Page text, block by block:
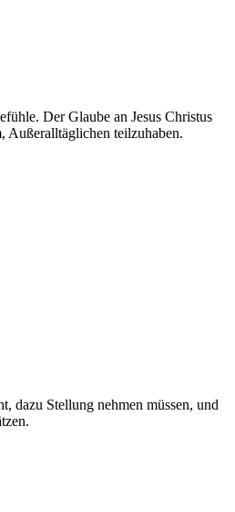
Der Glaube an Jesus Christus
Außeralltäglichen teilzuhaben.
dazu Stellung nehmen müssen, und